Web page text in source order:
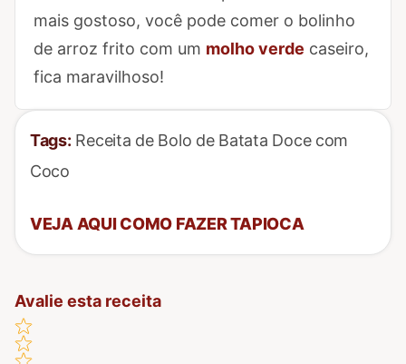
mais gostoso, você pode comer o bolinho
de arroz frito com um molho verde caseiro,
fica maravilhoso!
Tags: Receita de Bolo de Batata Doce com
Coco
VEJA AQUI COMO FAZER TAPIOCA
Avalie esta receita